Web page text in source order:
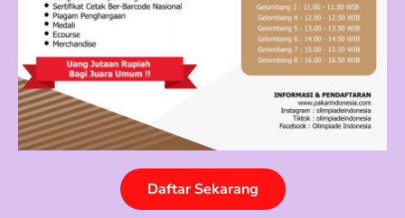
Daftar Sekarang